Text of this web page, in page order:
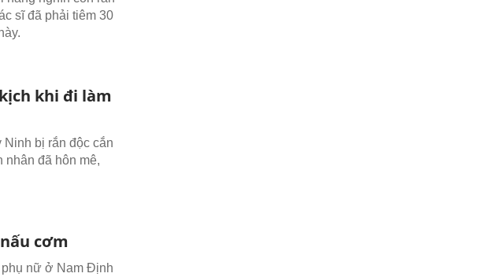
sĩ đã phải tiêm 30
khi đi làm
bị rắn độc cắn
nhân đã hôn mê,
cơm
nữ ở Nam Định